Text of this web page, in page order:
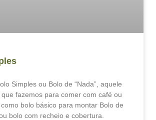
Simples ou Bolo de “Nada”, aquele
fazemos para comer com café ou
bolo básico para montar Bolo de
bolo com recheio e cobertura.